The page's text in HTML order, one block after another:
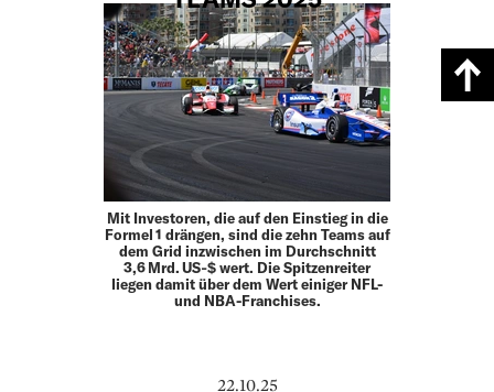
Mit Investoren, die auf den Einstieg in die
Formel 1 drängen, sind die zehn Teams auf
dem Grid inzwischen im Durchschnitt
3,6 Mrd. US‑$ wert. Die Spitzenreiter
liegen damit über dem Wert einiger NFL-
und NBA-Franchises.
22.10.25